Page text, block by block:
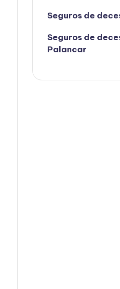
Seguros de
Seguros de
Palancar